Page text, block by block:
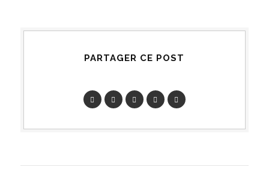
PARTAGER CE POST